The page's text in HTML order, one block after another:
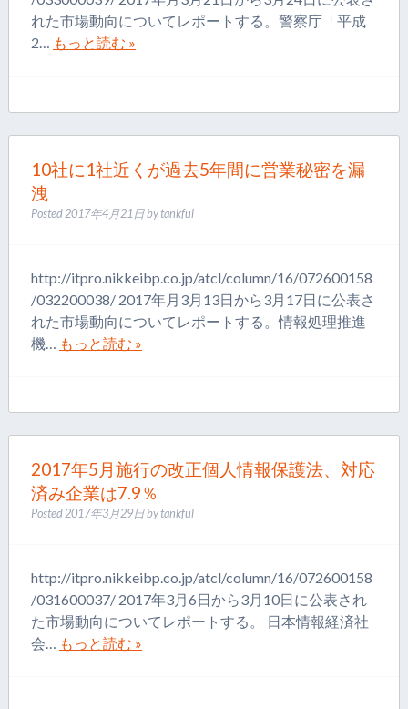
れた市場動向についてレポートする。警察庁「平成
2… もっと読む »
10社に1社近くが過去5年間に営業秘密を漏
洩
Posted2017年4月21日bytankful
http://itpro.nikkeibp.co.jp/atcl/column/16/072600158
/032200038/ 2017年月3月13日から3月17日に公表さ
れた市場動向についてレポートする。情報処理推進
機…
もっと読む »
2017年5月施行の改正個人情報保護法、対応
済み企業は7.9％
Posted2017年3月29日bytankful
http://itpro.nikkeibp.co.jp/atcl/column/16/072600158
/031600037/ 2017年3月6日から3月10日に公表され
た市場動向についてレポートする。 日本情報経済社
会… もっと読む »